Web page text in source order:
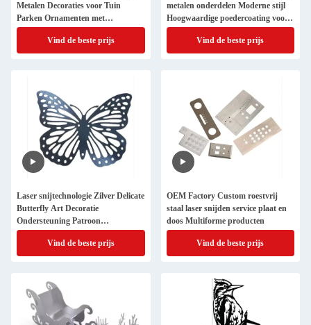
Metalen Decoraties voor Tuin
Parken Ornamenten met
aangepaste kleur
Vind de beste prijs
metalen onderdelen Moderne stijl
Hoogwaardige poedercoating voor
de industrie
Vind de beste prijs
Laser snijtechnologie Zilver Delicate
Butterfly Art Decoratie
Ondersteuning Patroon
Aanpassing
Vind de beste prijs
OEM Factory Custom roestvrij
staal laser snijden service plaat en
doos Multiforme producten
Vind de beste prijs